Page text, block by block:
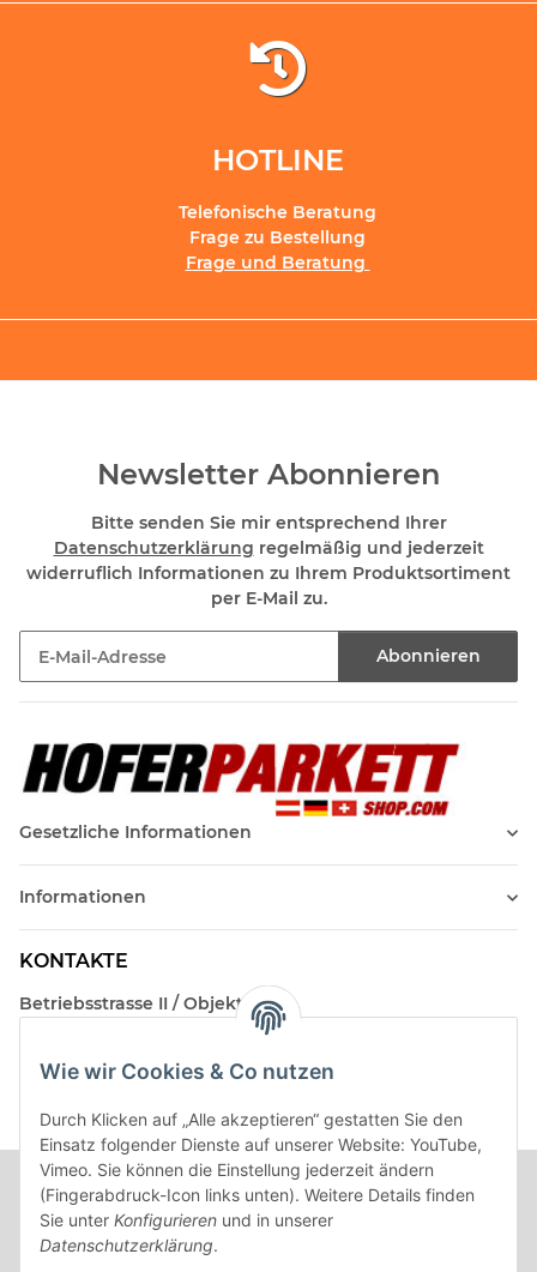
Wie wir Cookies & Co nutzen
Durch Klicken auf „Alle akzeptieren“ gestatten Sie den
Einsatz folgender Dienste auf unserer Website: YouTube,
Vimeo. Sie können die Einstellung jederzeit ändern
(Fingerabdruck-Icon links unten). Weitere Details finden
Sie unter Konfigurieren und in unserer
Datenschutzerklärung.
HOTLINE
Telefonische Beratung
Frage zu Bestellung
Frage und Beratung
Newsletter Abonnieren
Bitte senden Sie mir entsprechend Ihrer
Datenschutzerklärung regelmäßig und jederzeit
widerruflich Informationen zu Ihrem Produktsortiment
per E-Mail zu.
Abonnieren
Gesetzliche Informationen
Informationen
KONTAKTE
Betriebsstrasse II / Objekt 17
Kontakt